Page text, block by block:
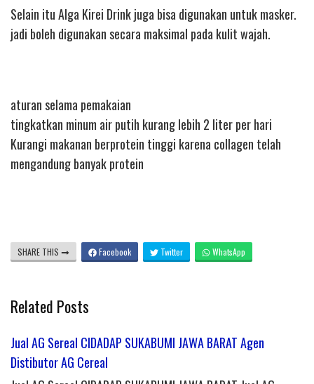
Selain itu Alga Kirei Drink juga bisa digunakan untuk masker.
jadi boleh digunakan secara maksimal pada kulit wajah.
aturan selama pemakaian
tingkatkan minum air putih kurang lebih 2 liter per hari
Kurangi makanan berprotein tinggi karena collagen telah
mengandung banyak protein
SHARE THIS Facebook Twitter WhatsApp
Related Posts
Jual AG Sereal CIDADAP SUKABUMI JAWA BARAT Agen
Distibutor AG Cereal